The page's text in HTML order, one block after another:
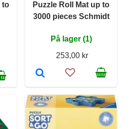
to
Puzzle Roll Mat up to
3000 pieces Schmidt
På lager (1)
253,00 kr